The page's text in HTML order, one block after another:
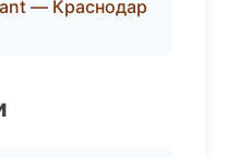
— Краснодар